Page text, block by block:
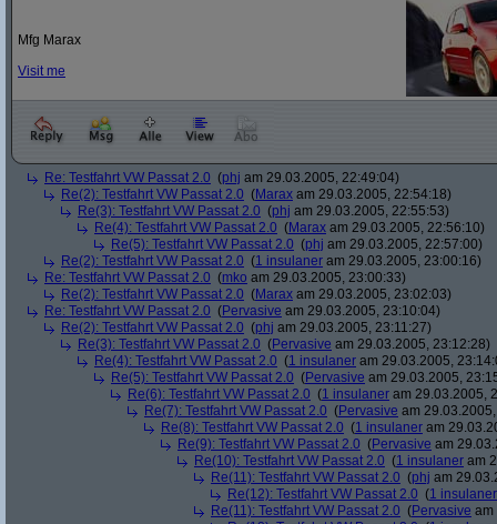
Mfg Marax
Visit me
Re: Testfahrt VW Passat 2.0 (phj am 29.03.2005, 22:49:04)
Re(2): Testfahrt VW Passat 2.0 (Marax am 29.03.2005, 22:54:18)
Re(3): Testfahrt VW Passat 2.0 (phj am 29.03.2005, 22:55:53)
Re(4): Testfahrt VW Passat 2.0 (Marax am 29.03.2005, 22:56:10)
Re(5): Testfahrt VW Passat 2.0 (phj am 29.03.2005, 22:57:00)
Re(2): Testfahrt VW Passat 2.0 (1 insulaner am 29.03.2005, 23:00:16)
Re: Testfahrt VW Passat 2.0 (mko am 29.03.2005, 23:00:33)
Re(2): Testfahrt VW Passat 2.0 (Marax am 29.03.2005, 23:02:03)
Re: Testfahrt VW Passat 2.0 (Pervasive am 29.03.2005, 23:10:04)
Re(2): Testfahrt VW Passat 2.0 (phj am 29.03.2005, 23:11:27)
Re(3): Testfahrt VW Passat 2.0 (Pervasive am 29.03.2005, 23:12:28)
Re(4): Testfahrt VW Passat 2.0 (1 insulaner am 29.03.2005,
Re(5): Testfahrt VW Passat 2.0 (Pervasive am 29.03.2005,
Re(6): Testfahrt VW Passat 2.0 (1 insulaner am 29.03.2005,
Re(7): Testfahrt VW Passat 2.0 (Pervasive am
Re(8): Testfahrt VW Passat 2.0 (1 insulaner am
Re(9): Testfahrt VW Passat 2.0 (Pervasive am
Re(10): Testfahrt VW Passat 2.0 (1 insulaner am
Re(11): Testfahrt VW Passat 2.0 (phj am
Re(12): Testfahrt VW Passat 2.0 (1 insulaner
Re(11): Testfahrt VW Passat 2.0 (Pervasive am